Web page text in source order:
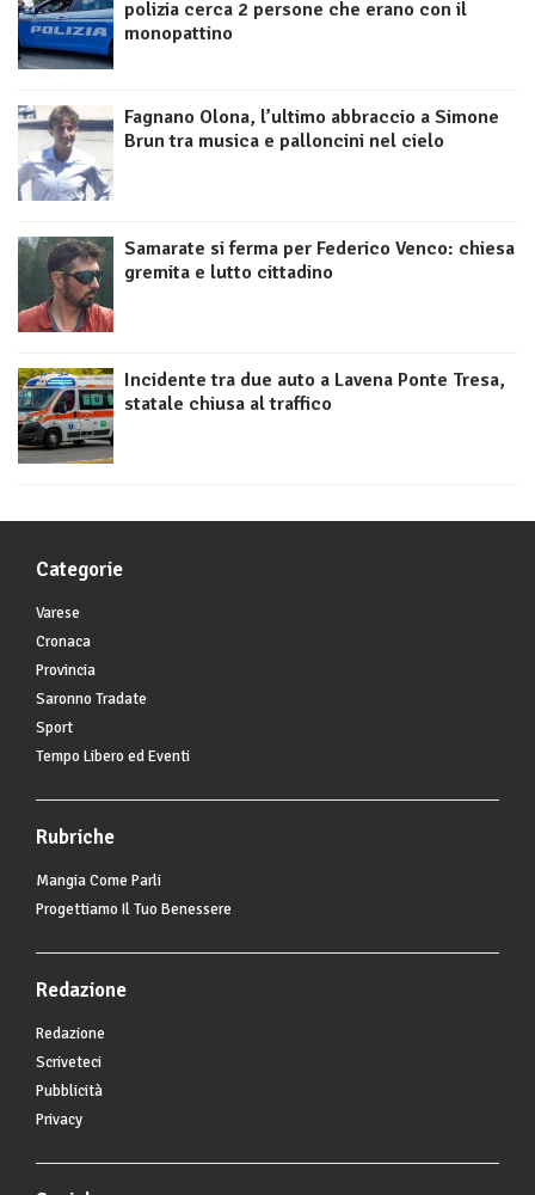
polizia cerca 2 persone che erano con il
monopattino
Fagnano Olona, l’ultimo abbraccio a Simone
Brun tra musica e palloncini nel cielo
Samarate si ferma per Federico Venco: chiesa
gremita e lutto cittadino
Incidente tra due auto a Lavena Ponte Tresa,
statale chiusa al traffico
Categorie
Varese
Cronaca
Provincia
Saronno Tradate
Sport
Tempo Libero ed Eventi
Rubriche
Mangia Come Parli
Progettiamo Il Tuo Benessere
Redazione
Redazione
Scriveteci
Pubblicità
Privacy